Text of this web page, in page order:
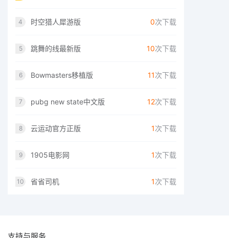
4 时空猎人犀游版 0次下载
5 跳舞的线最新版 10次下载
6 Bowmasters移植版 11次下载
7 pubg new state中文版 12次下载
8 云运动官方正版 1次下载
9 1905电影网 1次下载
10 省省司机 1次下载
支持与服务